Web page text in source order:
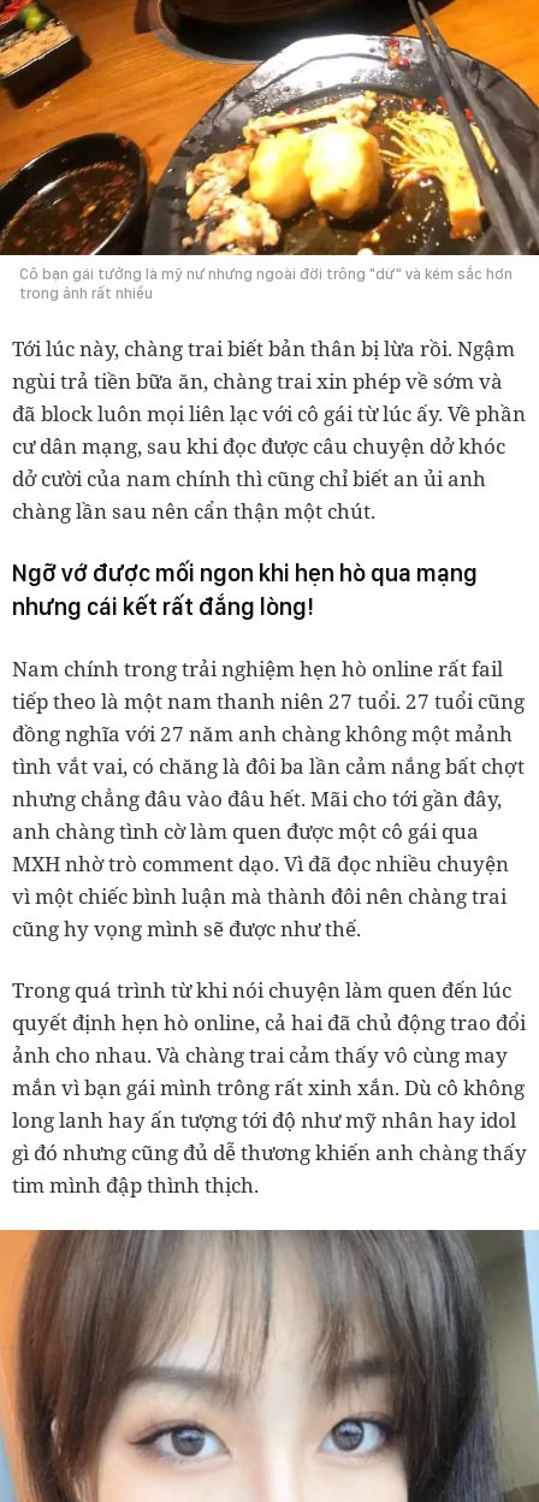
Cô bạn gái tưởng là mỹ nư nhưng ngoài đời trông "dừ" và kém sắc hơn
trong ảnh rất nhiều
Tới lúc này, chàng trai biết bản thân bị lừa rồi. Ngậm
ngùi trả tiền bữa ăn, chàng trai xin phép về sớm và
đã block luôn mọi liên lạc với cô gái từ lúc ấy. Về phần
cư dân mạng, sau khi đọc được câu chuyện dở khóc
dở cười của nam chính thì cũng chỉ biết an ủi anh
chàng lần sau nên cẩn thận một chút.
Ngỡ vớ được mối ngon khi hẹn hò qua mạng
nhưng cái kết rất đắng lòng!
Nam chính trong trải nghiệm hẹn hò online rất fail
tiếp theo là một nam thanh niên 27 tuổi. 27 tuổi cũng
đồng nghĩa với 27 năm anh chàng không một mảnh
tình vắt vai, có chăng là đôi ba lần cảm nắng bất chợt
nhưng chẳng đâu vào đâu hết. Mãi cho tới gần đây,
anh chàng tình cờ làm quen được một cô gái qua
MXH nhờ trò comment dạo. Vì đã đọc nhiều chuyện
vì một chiếc bình luận mà thành đôi nên chàng trai
cũng hy vọng mình sẽ được như thế.
Trong quá trình từ khi nói chuyện làm quen đến lúc
quyết định hẹn hò online, cả hai đã chủ động trao đổi
ảnh cho nhau. Và chàng trai cảm thấy vô cùng may
mắn vì bạn gái mình trông rất xinh xắn. Dù cô không
long lanh hay ấn tượng tới độ như mỹ nhân hay idol
gì đó nhưng cũng đủ dễ thương khiến anh chàng thấy
tim mình đập thình thịch.